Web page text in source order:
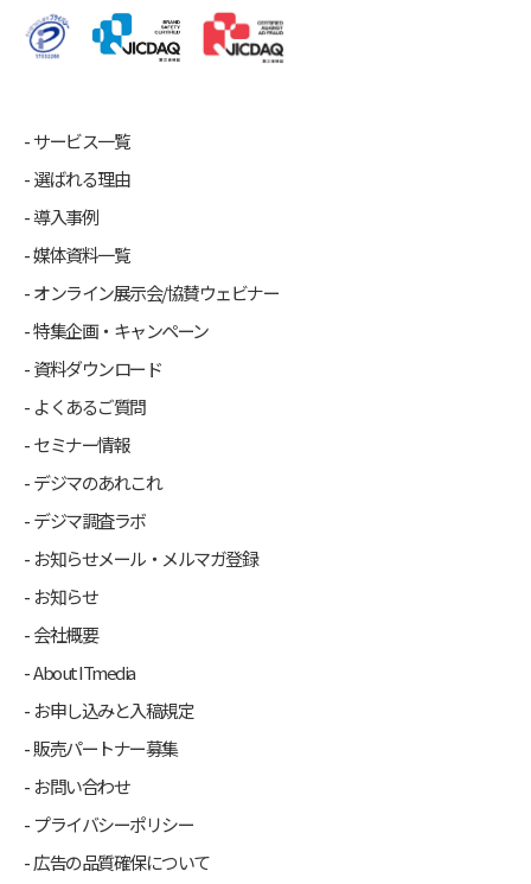
サービス一覧
選ばれる理由
導入事例
媒体資料一覧
オンライン展示会/協賛ウェビナー
特集企画・キャンペーン
資料ダウンロード
よくあるご質問
セミナー情報
デジマのあれこれ
デジマ調査ラボ
お知らせメール・メルマガ登録
お知らせ
会社概要
About ITmedia
お申し込みと入稿規定
販売パートナー募集
お問い合わせ
プライバシーポリシー
広告の品質確保について